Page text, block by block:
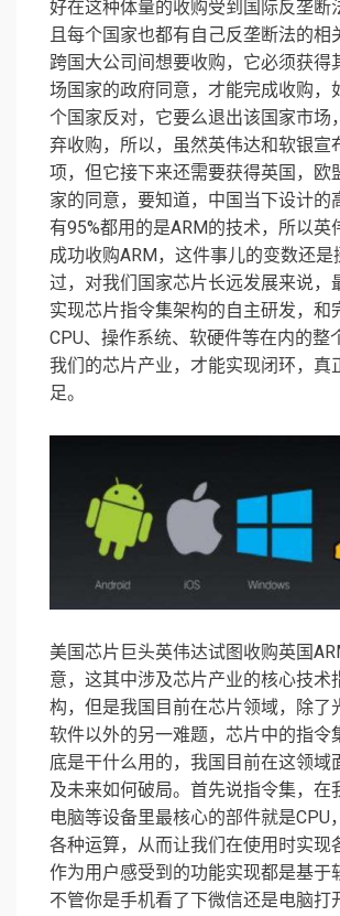
好在这种体量的收购受到国际反垄断
且每个国家也都有自己反垄断法的相
跨国大公司间想要收购，它必须获得
场国家的政府同意，才能完成收购，
个国家反对，它要么退出该国家市场
弃收购，所以，虽然英伟达和软银宣
项，但它接下来还需要获得英国，欧
家的同意，要知道，中国当下设计的
有95%都用的是ARM的技术，所以英
成功收购ARM，这件事儿的变数还是
过，对我们国家芯片长远发展来说，
实现芯片指令集架构的自主研发，和
CPU、操作系统、软硬件等在内的整
我们的芯片产业，才能实现闭环，真
足。
美国芯片巨头英伟达试图收购英国
意，这其中涉及芯片产业的核心技术
构，但是我国目前在芯片领域，除了
软件以外的另一难题，芯片中的指令
底是干什么用的，我国目前在这领域
及未来如何破局。首先说指令集，在
电脑等设备里最核心的部件就是CPU
各种运算，从而让我们在使用时实现
作为用户感受到的功能实现都是基于
不管你是手机看了下微信还是电脑打